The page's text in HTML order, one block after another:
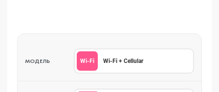
МОДЕЛЬ Wi-Fi Wi-Fi + Cellular